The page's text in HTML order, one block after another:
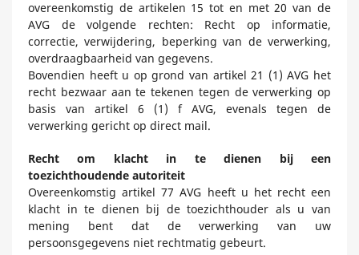
overeenkomstig de artikelen 15 tot en met 20 van de
AVG de volgende rechten: Recht op informatie,
correctie, verwijdering, beperking van de verwerking,
overdraagbaarheid van gegevens.
Bovendien heeft u op grond van artikel 21 (1) AVG het
recht bezwaar aan te tekenen tegen de verwerking op
basis van artikel 6 (1) f AVG, evenals tegen de
verwerking gericht op direct mail.
Recht om klacht in te dienen bij een
toezichthoudende autoriteit
Overeenkomstig artikel 77 AVG heeft u het recht een
klacht in te dienen bij de toezichthouder als u van
mening bent dat de verwerking van uw
persoonsgegevens niet rechtmatig gebeurt.